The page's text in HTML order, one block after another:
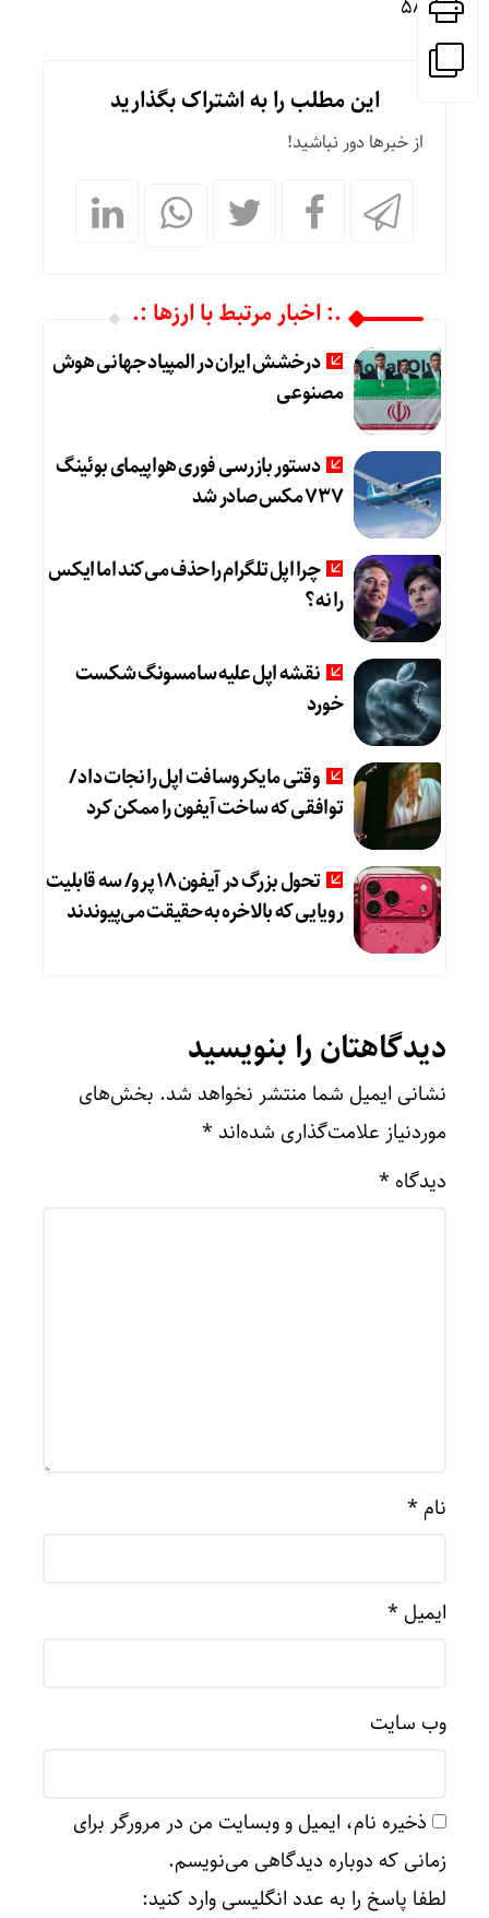
۵۸۵۸
این مطلب را به اشتراک بگذارید
از خبرها دور نباشید!
.: اخبار مرتبط با ارزها :.
درخشش ایران در المپیاد جهانی هوش
مصنوعی
دستور بازرسی فوری هواپیمای بوئینگ
۷۳۷ مکس صادر شد
چرا اپل تلگرام را حذف می‌کند اما ایکس
را نه؟
نقشه اپل علیه سامسونگ شکست
خورد
وقتی مایکروسافت اپل را نجات داد /
توافقی که ساخت آیفون را ممکن کرد
تحول بزرگ در آیفون ۱۸ پرو/ سه قابلیت
رویایی که بالاخره به حقیقت می‌پیوندند
دیدگاهتان را بنویسید
نشانی ایمیل شما منتشر نخواهد شد. بخش‌های
موردنیاز علامت‌گذاری شده‌اند *
دیدگاه *
نام *
ایمیل *
وب‌ سایت
ذخیره نام، ایمیل و وبسایت من در مرورگر برای
زمانی که دوباره دیدگاهی می‌نویسم.
لطفا پاسخ را به عدد انگلیسی وارد کنید: